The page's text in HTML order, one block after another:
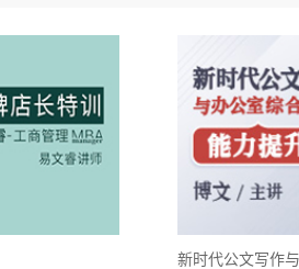
新时代公文写作